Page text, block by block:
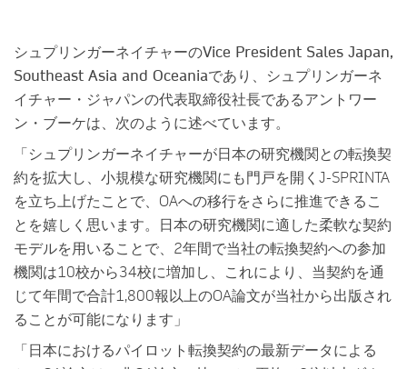
シュプリンガーネイチャーのVice President Sales Japan,
Southeast Asia and Oceaniaであり、シュプリンガーネ
イチャー・ジャパンの代表取締役社長であるアントワー
ン・ブーケは、次のように述べています。
「シュプリンガーネイチャーが日本の研究機関との転換契
約を拡大し、小規模な研究機関にも門戸を開くJ-SPRINTA
を立ち上げたことで、OAへの移行をさらに推進できるこ
とを嬉しく思います。日本の研究機関に適した柔軟な契約
モデルを用いることで、2年間で当社の転換契約への参加
機関は10校から34校に増加し、これにより、当契約を通
じて年間で合計1,800報以上のOA論文が当社から出版され
ることが可能になります」
「日本におけるパイロット転換契約の最新データによる